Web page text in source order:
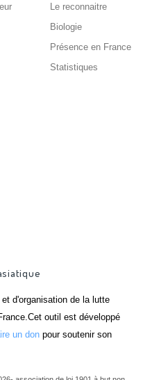
Le reconnaitre
Biologie
Présence en France
Statistiques
d'organisation de la lutte
outil est développé
un don pour soutenir son